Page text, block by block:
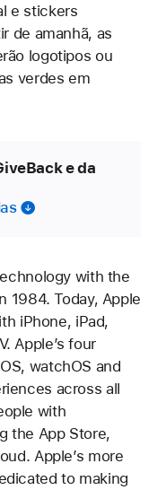
e stickers
de amanhã, as
logotipos ou
verdes em
e da
with the
1984. Today, Apple
iPhone, iPad,
Apple’s four
watchOS and
across all
with
the App Store,
Apple’s more
to making